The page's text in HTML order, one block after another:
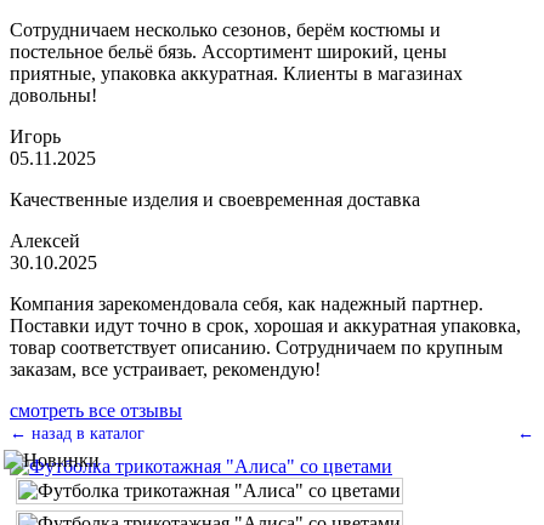
Сотрудничаем несколько сезонов, берём костюмы и
постельное бельё бязь. Ассортимент широкий, цены
приятные, упаковка аккуратная. Клиенты в магазинах
довольны!
Игорь
05.11.2025
Качественные изделия и своевременная доставка
Алексей
30.10.2025
Компания зарекомендовала себя, как надежный партнер.
Поставки идут точно в срок, хорошая и аккуратная упаковка,
товар соответствует описанию. Сотрудничаем по крупным
заказам, все устраивает, рекомендую!
смотреть все отзывы
←
← назад в каталог